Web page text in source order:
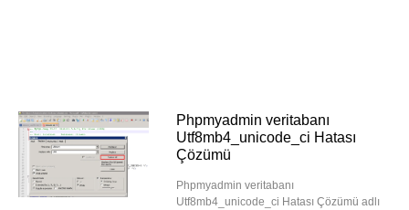
Phpmyadmin veritabanı
Utf8mb4_unicode_ci Hatası
Çözümü
Phpmyadmin veritabanı
Utf8mb4_unicode_ci Hatası Çözümü adlı